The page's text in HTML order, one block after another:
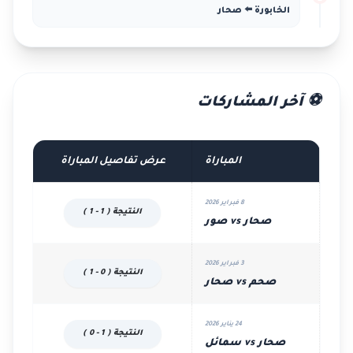
الخابورة ⬅️ صحار
⚽ آخر المشاركات
المباراة عرض تفاصيل المباراة
8 فبراير 2026
صحار vs صور
النتيجة ( 1 - 1 )
3 فبراير 2026
صحم vs صحار
النتيجة ( 0 - 1 )
24 يناير 2026
صحار vs سمائل
النتيجة ( 1 - 0 )